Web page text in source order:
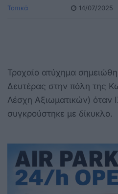
Τοπικά 14/07/2025
Τροχαίο ατύχημα
Δευτέρας στην πόλη της
Λέσχη Αξιωματικών) όταν
συγκρούστηκε με δίκυκλο.